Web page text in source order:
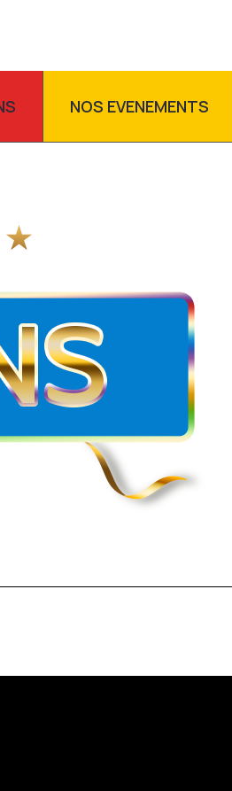
NOS EVENEMENTS